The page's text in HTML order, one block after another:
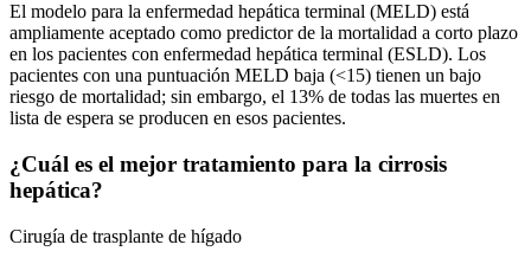
El modelo para la enfermedad hepática terminal (MELD) está
ampliamente aceptado como predictor de la mortalidad a corto plazo
en los pacientes con enfermedad hepática terminal (ESLD). Los
pacientes con una puntuación MELD baja (<15) tienen un bajo
riesgo de mortalidad; sin embargo, el 13% de todas las muertes en
lista de espera se producen en esos pacientes.
¿Cuál es el mejor tratamiento para la cirrosis
hepática?
Cirugía de trasplante de hígado